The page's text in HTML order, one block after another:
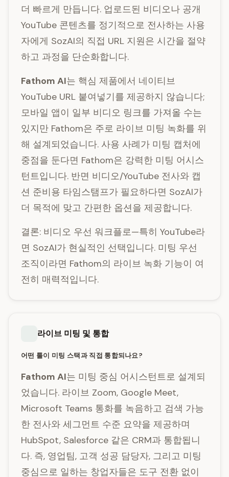
더 빠르게 만듭니다. 업로드된 비디오나 공개
YouTube 콘텐츠를 정기적으로 전사하는 사용
자에게 SozAI의 직접 URL 지원은 시간을 절약
하고 과정을 단순화합니다.
Fathom AI는 핵심 제품에서 네이티브
YouTube URL 붙여넣기를 제공하지 않습니다;
모바일 앱이 일부 비디오 링크를 가져올 수는
있지만 Fathom은 주로 라이브 미팅 녹화를 위
해 설계되었습니다. 사용 사례가 미팅 캡처에
중점을 둔다면 Fathom은 강력한 미팅 어시스
턴트입니다. 반면 비디오/YouTube 전사와 캡
션 준비용 타임스탬프가 필요하다면 SozAI가
더 목적에 맞고 간편한 옵션을 제공합니다.
결론: 비디오 우선 워크플로—특히 YouTube라
면 SozAI가 현실적인 선택입니다. 미팅 우선
조직이라면 Fathom의 라이브 녹화 기능이 여
전히 매력적입니다.
라이브 미팅 및 통합
어떤 툴이 미팅 스택과 직접 통합되나요?
Fathom AI는 미팅 중심 어시스턴트로 설계되
었습니다. 라이브 Zoom, Google Meet,
Microsoft Teams 통화를 녹음하고 검색 가능
한 전사와 세그먼트 수준 요약을 제공하며
HubSpot, Salesforce 같은 CRM과 통합됩니
다. 즉, 영업팀, 고객 성공 담당자, 그리고 미팅
중심으로 일하는 창업자들은 도구 전환 없이